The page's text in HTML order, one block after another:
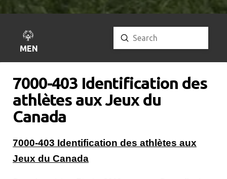
MENU
Search
Submit
7000-403 Identification des
athlètes aux Jeux du
Canada
7000-403 Identification des athlètes aux
Jeux du Canada